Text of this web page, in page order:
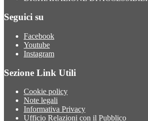
Seguici su
Facebook
Youtube
Instagram
Sezione Link Utili
Cookie policy
Note legali
Informativa Privacy
Ufficio Relazioni con il Pubblico